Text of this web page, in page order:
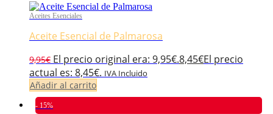
Aceites Esenciales
Aceite Esencial de Palmarosa
9,95€ El precio original era: 9,95€.8,45€El precio
actual es: 8,45€. IVA Incluido
Añadir al carrito
- 15%